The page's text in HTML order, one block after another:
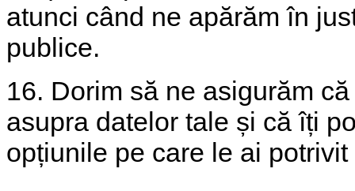
atunci când ne apărăm în
publice.
16. Dorim să ne asigurăm
asupra datelor tale și că îți
opțiunile pe care le ai